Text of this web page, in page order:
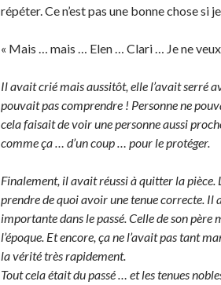
répéter. Ce n’est pas une bonne chose si
« Mais … mais … Elen … Clari … Je ne veux
Il avait crié mais aussitôt, elle l’avait serré
pouvait pas comprendre ! Personne ne
cela faisait de voir une personne aussi
comme ça … d’un coup … pour le protéger.
Finalement, il avait réussi à quitter la pièce.
prendre de quoi avoir une tenue correcte. Il
importante dans le passé. Celle de son père
l’époque. Et encore, ça ne l’avait pas tant
la vérité très rapidement.
Tout cela était du passé … et les tenues